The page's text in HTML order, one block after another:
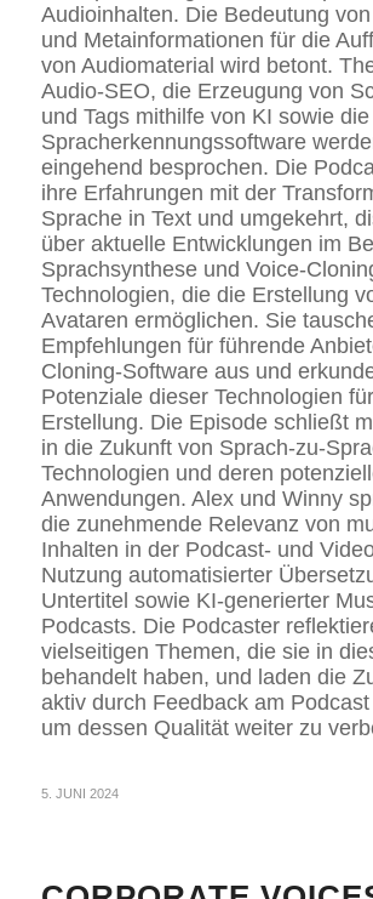
Audioinhalten. Die Bedeutung
und Metainformationen für die
von Audiomaterial wird betont.
Audio-SEO, die Erzeugung von
und Tags mithilfe von KI sowie
Spracherkennungssoftware
eingehend besprochen. Die
ihre Erfahrungen mit der
Sprache in Text und umgekehrt,
über aktuelle Entwicklungen im
Sprachsynthese und Voice-
Technologien, die die Erstellung
Avataren ermöglichen. Sie
Empfehlungen für führende
Cloning-Software aus und
Potenziale dieser Technologien
Erstellung. Die Episode schließt
in die Zukunft von Sprach-zu-
Technologien und deren
Anwendungen. Alex und Winny
die zunehmende Relevanz von
Inhalten in der Podcast- und
Nutzung automatisierter
Untertitel sowie KI-generierter
Podcasts. Die Podcaster
vielseitigen Themen, die sie in
behandelt haben, und laden die
aktiv durch Feedback am
um dessen Qualität weiter zu
5. JUNI 2024